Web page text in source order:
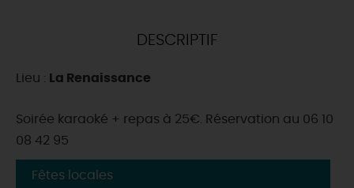
DEMAIN
DESCRIPTIF
Lieu : La Renaissance
Soirée karaoké + repas à 25€. Réservation au 06 10
08 42 95
Fêtes locales